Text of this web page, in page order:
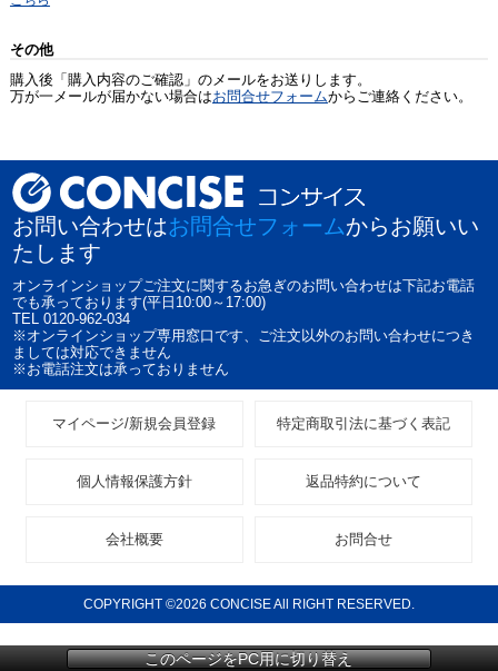
その他
購入後「購入内容のご確認」のメールをお送りします。
万が一メールが届かない場合はお問合せフォームからご連絡ください。
お問い合わせはお問合せフォームからお願いい
たします
オンラインショップご注文に関するお急ぎのお問い合わせは下記お電話
でも承っております(平日10:00～17:00)
TEL 0120-962-034
※オンラインショップ専用窓口です、ご注文以外のお問い合わせにつき
ましては対応できません
※お電話注文は承っておりません
マイページ/新規会員登録 特定商取引法に基づく表記
個人情報保護方針 返品特約について
会社概要 お問合せ
COPYRIGHT ©2026 CONCISE All RIGHT RESERVED.
このページをPC用に切り替え